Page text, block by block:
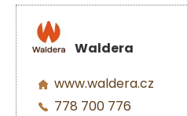
Waldera
www.waldera.cz
778 700 776